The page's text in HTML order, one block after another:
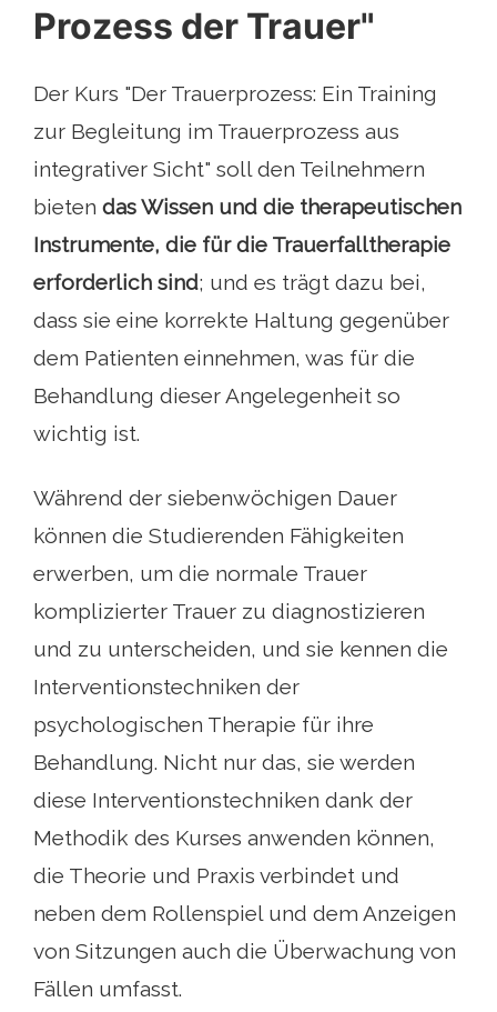
Prozess der Trauer"
Der Kurs "Der Trauerprozess: Ein Training
zur Begleitung im Trauerprozess aus
integrativer Sicht" soll den Teilnehmern
bieten das Wissen und die therapeutischen
Instrumente, die für die Trauerfalltherapie
erforderlich sind; und es trägt dazu bei,
dass sie eine korrekte Haltung gegenüber
dem Patienten einnehmen, was für die
Behandlung dieser Angelegenheit so
wichtig ist.
Während der siebenwöchigen Dauer
können die Studierenden Fähigkeiten
erwerben, um die normale Trauer
komplizierter Trauer zu diagnostizieren
und zu unterscheiden, und sie kennen die
Interventionstechniken der
psychologischen Therapie für ihre
Behandlung. Nicht nur das, sie werden
diese Interventionstechniken dank der
Methodik des Kurses anwenden können,
die Theorie und Praxis verbindet und
neben dem Rollenspiel und dem Anzeigen
von Sitzungen auch die Überwachung von
Fällen umfasst.